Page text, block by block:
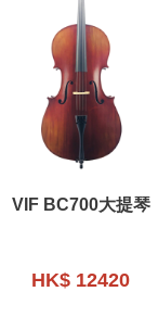
VIF BC700大提琴
HK$ 12420